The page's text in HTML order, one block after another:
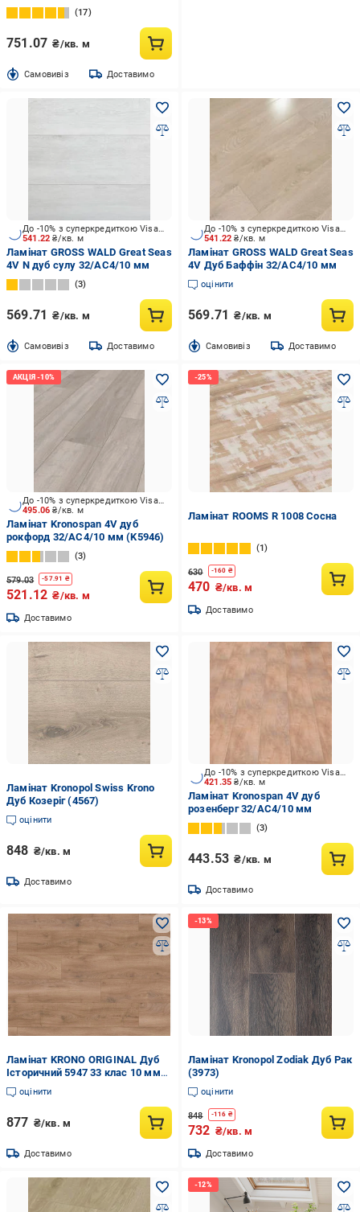
17
751.07 ₴/кв. м
Cамовивіз Доставимо
541.22₴/кв. м
До -10% з суперкредиткою Visa Вигода
Ламінат GROSS WALD Great Seas
4V N дуб сулу 32/АС4/10 мм
3
569.71 ₴/кв. м
Cамовивіз Доставимо
541.22₴/кв. м
До -10% з суперкредиткою Visa Вигода
Ламінат GROSS WALD Great Seas
4V Дуб Баффін 32/АС4/10 мм
оцінити
569.71 ₴/кв. м
Cамовивіз Доставимо
495.06₴/кв. м
До -10% з суперкредиткою Visa Вигода
Ламінат Kronospan 4V дуб
рокфорд 32/АС4/10 мм (K5946)
3
579.03 -57.91 ₴
521.12 ₴/кв. м
Доставимо
Ламінат ROOMS R 1008 Сосна
1
630 -160 ₴
470 ₴/кв. м
Доставимо
Ламінат Kronopol Swiss Krono
Дуб Козеріг (4567)
оцінити
848 ₴/кв. м
Доставимо
421.35₴/кв. м
До -10% з суперкредиткою Visa Вигода
Ламінат Kronospan 4V дуб
розенберг 32/АС4/10 мм
3
443.53 ₴/кв. м
Доставимо
Ламінат KRONO ORIGINAL Дуб
Історичний 5947 33 клас 10 мм
(0000004311)
оцінити
877 ₴/кв. м
Доставимо
Ламінат Kronopol Zodiak Дуб Рак
(3973)
оцінити
848 -116 ₴
732 ₴/кв. м
Доставимо